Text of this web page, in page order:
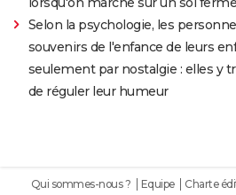
Selon la psychologie, les
souvenirs de l'enfance de leurs
seulement par nostalgie : elles y
de réguler leur humeur
Qui sommes-nous ? Equipe Charte